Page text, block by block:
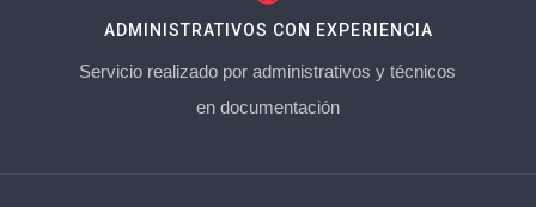
ADMINISTRATIVOS CON EXPERIENCIA
Servicio realizado por administrativos y técnicos
en documentación